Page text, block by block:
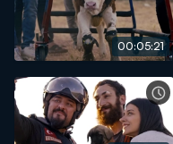
00:05:21